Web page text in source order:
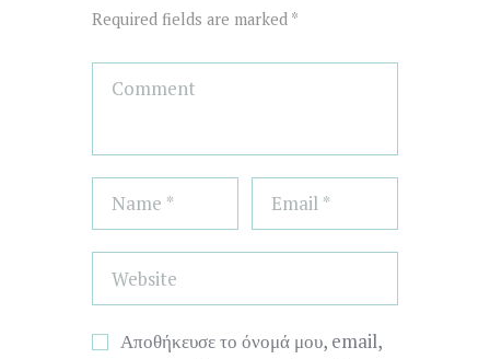
Required fields are marked *
Αποθήκευσε το όνομά μου, email,